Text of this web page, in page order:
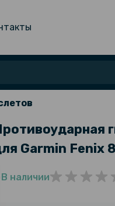
Garmin Fenix
В наличии